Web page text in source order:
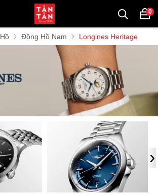
0
Đồng Hồ Nam Longines Heritage
›